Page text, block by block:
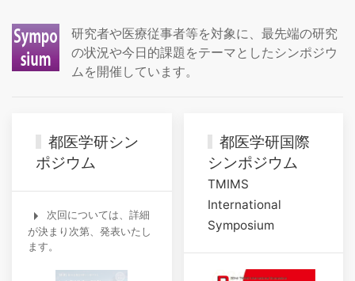
研究者や医療従事者等を対象に、最先端の研究
の状況や今日的課題をテーマとしたシンポジウ
ムを開催しています。
都医学研シン
ポジウム
次回については、詳細
が決まり次第、発表いたし
ます。
都医学研国際
シンポジウム
TMIMS
International
Symposium